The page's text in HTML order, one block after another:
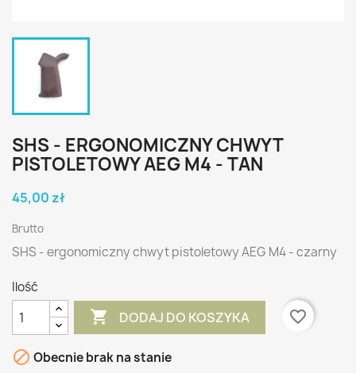
SHS - ERGONOMICZNY CHWYT
PISTOLETOWY AEG M4 - TAN
45,00 zł
Brutto
SHS - ergonomiczny chwyt pistoletowy AEG M4 - czarny
Ilość
 DODAJ DO KOSZYKA favorite_border
 Obecnie brak na stanie